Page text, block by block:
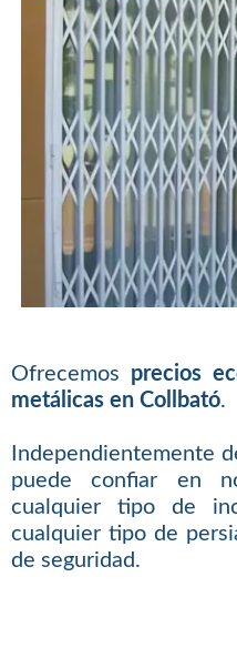
Ofrecemos precios
metálicas en Collbató.
Independientemente
puede confiar en
cualquier tipo de
cualquier tipo de
de seguridad.